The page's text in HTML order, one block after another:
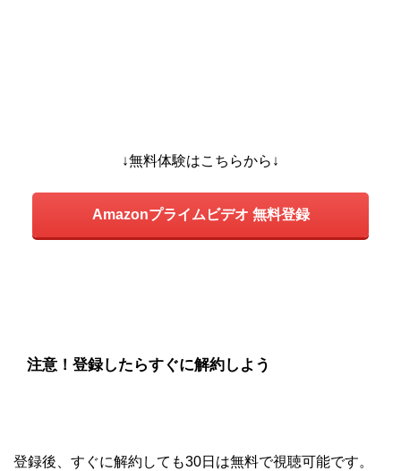
↓無料体験はこちらから↓
Amazonプライムビデオ 無料登録
注意！登録したらすぐに解約しよう
登録後、すぐに解約しても30日は無料で視聴可能です。